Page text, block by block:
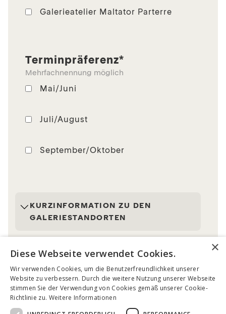
Galerieatelier Maltator Parterre
Terminpräferenz*
Mehrfachnennung möglich
Mai/Juni
Juli/August
September/Oktober
KURZINFORMATION ZU DEN
GALERIESTANDORTEN
DieAltstadtgaleriebietet Platz für zwei
Standorts in Gmünd ist sie viel besucht
und daher ideal für Künstler:innen, die
ihre Kunstwerke potenziellen
Käufer:innen präsentieren möchten.
Ich stimme der elektronischen Verarbeitung der
hiermit übermittelten Daten zur Bearbeitung
×
Diese Webseite verwendet Cookies.
Wir verwenden Cookies, um die Benutzerfreundlichkeit unserer
Website zu verbessern. Durch die weitere Nutzung unserer Webseite
stimmen Sie der Verwendung von Cookies gemäß unserer Cookie-
Richtlinie zu. Weitere Informationen